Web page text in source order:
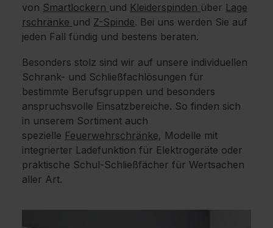
von Smartlockern und Kleiderspinden über Lage
rschränke und Z-Spinde. Bei uns werden Sie auf
jeden Fall fündig und bestens beraten.
Besonders stolz sind wir auf unsere individuellen
Schrank- und Schließfachlösungen für
bestimmte Berufsgruppen und besonders
anspruchsvolle Einsatzbereiche. So finden sich
in unserem Sortiment auch
spezielle Feuerwehrschränke, Modelle mit
integrierter Ladefunktion für Elektrogeräte oder
praktische Schul-Schließfächer für Wertsachen
aller Art.